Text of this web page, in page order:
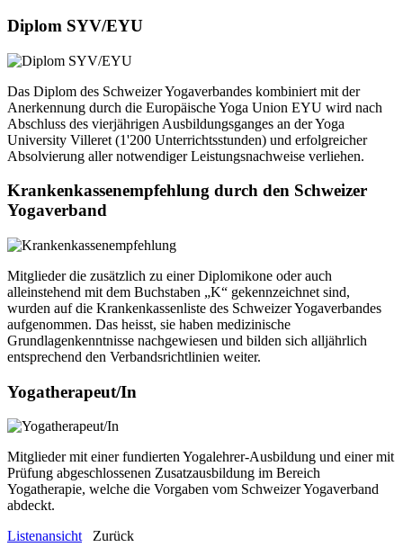
Diplom SYV/EYU
Das Diplom des Schweizer Yogaverbandes kombiniert mit der
Anerkennung durch die Europäische Yoga Union EYU wird nach
Abschluss des vierjährigen Ausbildungsganges an der Yoga
University Villeret (1'200 Unterrichtsstunden) und erfolgreicher
Absolvierung aller notwendiger Leistungsnachweise verliehen.
Krankenkassenempfehlung durch den Schweizer
Yogaverband
Mitglieder die zusätzlich zu einer Diplomikone oder auch
alleinstehend mit dem Buchstaben „K“ gekennzeichnet sind,
wurden auf die Krankenkassenliste des Schweizer Yogaverbandes
aufgenommen. Das heisst, sie haben medizinische
Grundlagenkenntnisse nachgewiesen und bilden sich alljährlich
entsprechend den Verbandsrichtlinien weiter.
Yogatherapeut/In
Mitglieder mit einer fundierten Yogalehrer-Ausbildung und einer mit
Prüfung abgeschlossenen Zusatzausbildung im Bereich
Yogatherapie, welche die Vorgaben vom Schweizer Yogaverband
abdeckt.
Listenansicht
Zurück